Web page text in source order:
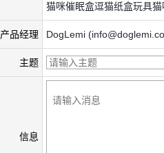
猫咪催眠盒逗猫纸盒玩具
产品经理 DogLemi
主题
信息